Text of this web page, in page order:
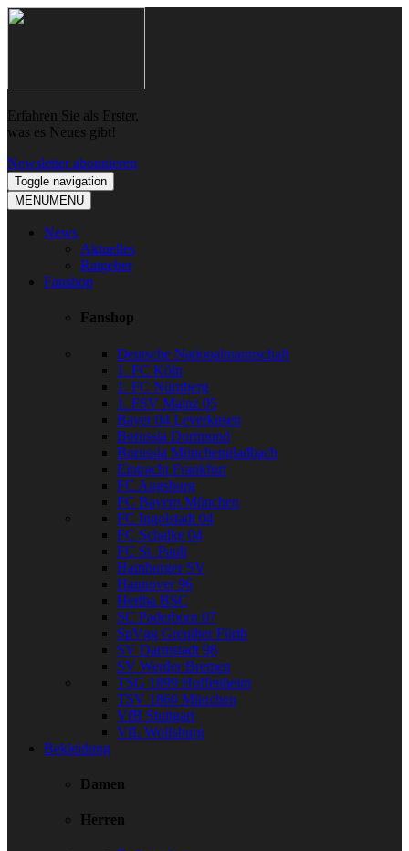
Skip
Skip
Erfahren Sie als Erster,
was es Neues gibt!
Newsletter abonnieren
Toggle navigation
MENUMENU
News
Aktuelles
Ratgeber
Fanshop
Fanshop
Deutsche Nationalmannschaft
1. FC Köln
1. FC Nürnberg
1. FSV Mainz 05
Bayer 04 Leverkusen
Borussia Dortmund
Borussia Mönchengladbach
Eintracht Frankfurt
FC Augsburg
FC Bayern München
FC Ingolstadt 04
FC Schalke 04
FC St. Pauli
Hamburger SV
Hannover 96
Hertha BSC
SC Paderborn 07
SpVgg Greuther Fürth
SV Darmstadt 98
SV Werder Bremen
TSG 1899 Hoffenheim
TSV 1860 München
VfB Stuttgart
VfL Wolfsburg
Bekleidung
Damen
Herren